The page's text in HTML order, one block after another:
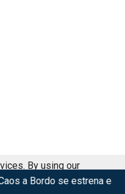
en Cinépolis
By using our
cookies.
Got it